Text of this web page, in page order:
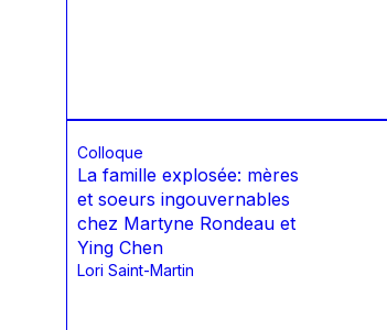
Colloque
La famille explosée: mères
et soeurs ingouvernables
chez Martyne Rondeau et
Ying Chen
Lori Saint-Martin